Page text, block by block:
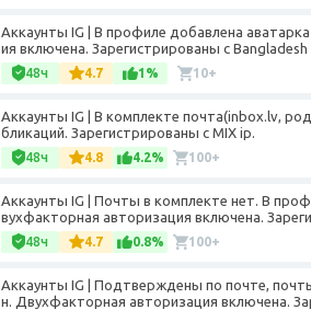
Аккаунты IG | В профиле добавлена
ия включена. Зарегистрированы с Bangladesh
48ч 4.7 1% 10+
Аккаунты IG | В комплекте почта(inbox.lv,
бликаций. Зарегистрированы с MIX ip.
48ч 4.8 4.2% 100+
Аккаунты IG | Почты в комплекте нет. В
вухфакторная авторизация включена.
48ч 4.7 0.8% 100+
Аккаунты IG | Подтверждены по почте,
н. Двухфакторная авторизация включена.